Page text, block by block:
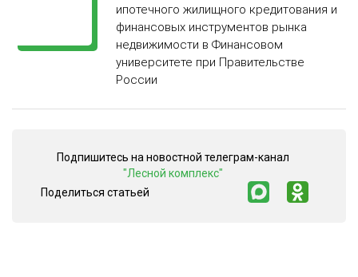
СУШКА ДРЕВЕСИНЫ
МЕБЕЛЬНОЕ ПРОИЗВОДСТВО
ипотечного жилищного кредитования и
финансовых инструментов рынка
недвижимости в Финансовом
университете при Правительстве
России
Подпишитесь на новостной телеграм-канал
"Лесной комплекс"
Поделиться статьей